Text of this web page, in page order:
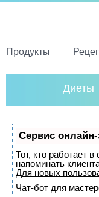
Продукты
Диеты
Сервис
Тот, кто работает
напоминать
Для новых
Чат-бот для